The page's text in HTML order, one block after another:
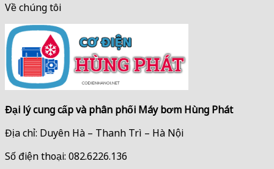
Về chúng tôi
Đại lý cung cấp và phân phối Máy bơm Hùng Phát
Địa chỉ: Duyên Hà – Thanh Trì – Hà Nội
Số điện thoại: 082.6226.136